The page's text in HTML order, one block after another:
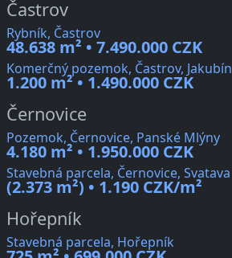
Častrov
Rybník, Častrov
48.638 m² • 7.490.000 CZK
Komerčný pozemok, Častrov, Jakubín
1.200 m² • 1.490.000 CZK
Černovice
Pozemok, Černovice, Panské Mlýny
4.180 m² • 1.950.000 CZK
Stavebná parcela, Černovice, Svatava
(2.373 m²) • 1.190 CZK/m²
Hořepník
Stavebná parcela, Hořepník